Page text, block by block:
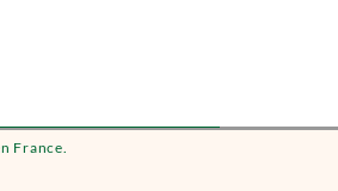
France.